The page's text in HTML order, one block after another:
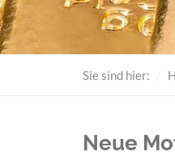
Sie sind hier:
Neue